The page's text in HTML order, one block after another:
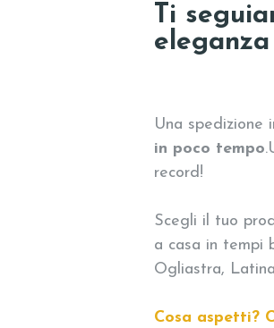
Ti
Una
in poco tempo
record!
Scegli il tuo
a casa in tempi
Ogliastra,
Cosa aspetti?